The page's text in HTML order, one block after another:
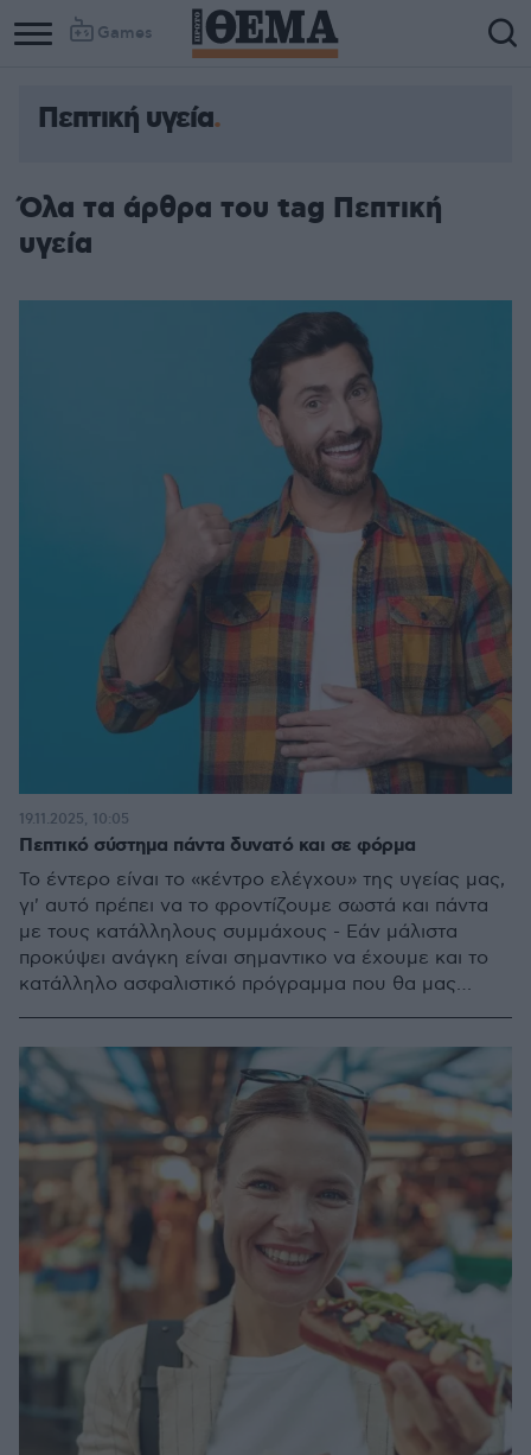
Games
Πεπτική υγεία
Όλα τα άρθρα του tag Πεπτική
υγεία
Πεπτικό σύστημα πάντα δυνατό και σε φόρμα
Το έντερο είναι το «κέντρο ελέγχου» της υγείας μας,
γι' αυτό πρέπει να το φροντίζουμε σωστά και πάντα
με τους κατάλληλους συμμάχους - Εάν μάλιστα
προκύψει ανάγκη είναι σημαντικο να έχουμε και το
κατάλληλο ασφαλιστικό πρόγραμμα που θα μας
19.11.2025, 10:05